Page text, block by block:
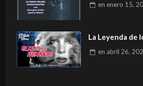
en enero 15,
La Leyenda de
en abril 26,